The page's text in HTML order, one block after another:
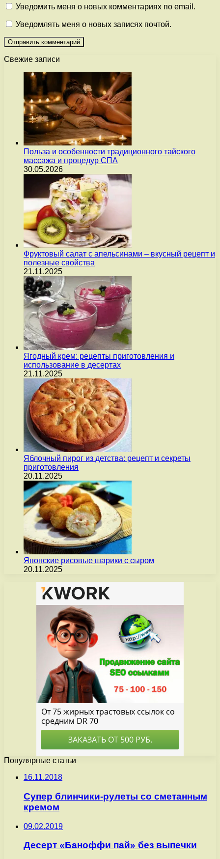
Уведомить меня о новых комментариях по email.
Уведомлять меня о новых записях почтой.
Свежие записи
Польза и особенности традиционного тайского
массажа и процедур СПА
30.05.2026
Фруктовый салат с апельсинами – вкусный рецепт и
полезные свойства
21.11.2025
Ягодный крем: рецепты приготовления и
использование в десертах
21.11.2025
Яблочный пирог из детства: рецепт и секреты
приготовления
20.11.2025
Японские рисовые шарики с сыром
20.11.2025
Популярные статьи
16.11.2018
Супер блинчики-рулеты со сметанным
кремом
09.02.2019
Десерт «Баноффи пай» без выпечки